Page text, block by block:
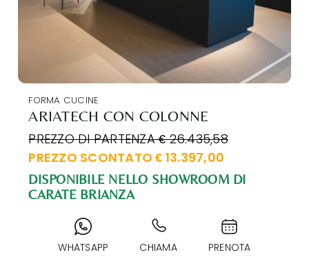
FORMA CUCINE
ARIATECH CON COLONNE
PREZZO DI PARTENZA € 26.435,58
PREZZO SCONTATO € 13.397,00
DISPONIBILE NELLO SHOWROOM DI
CARATE BRIANZA
WHATSAPP CHIAMA PRENOTA